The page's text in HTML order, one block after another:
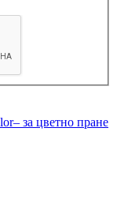
за цветно пране